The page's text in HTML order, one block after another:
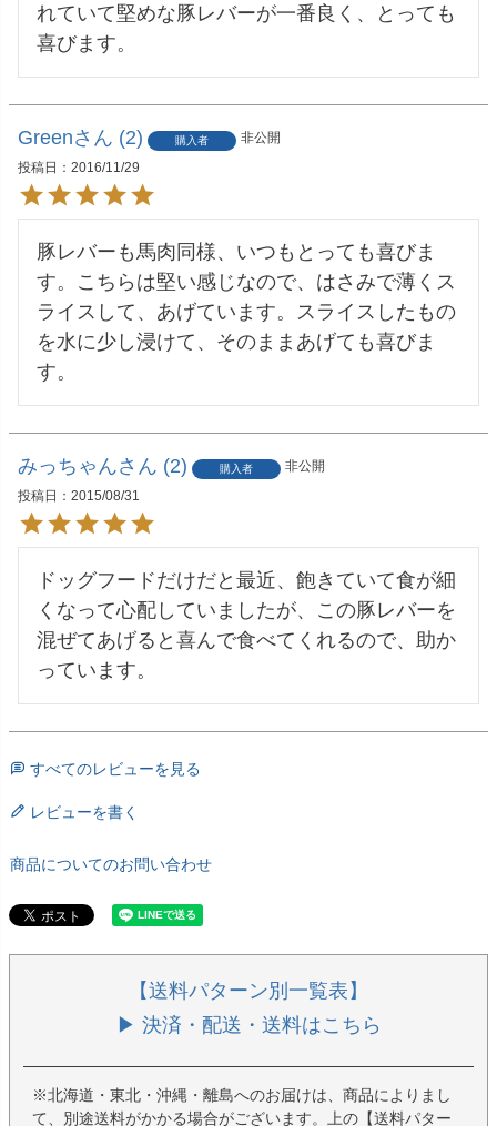
れていて堅めな豚レバーが一番良く、とっても
喜びます。
Green 2 購入者
非公開
投稿日
2016/11/29
豚レバーも馬肉同様、いつもとっても喜びま
す。こちらは堅い感じなので、はさみで薄くス
ライスして、あげています。スライスしたもの
を水に少し浸けて、そのままあげても喜びま
す。
みっちゃん 2 購入者
非公開
投稿日
2015/08/31
ドッグフードだけだと最近、飽きていて食が細
くなって心配していましたが、この豚レバーを
混ぜてあげると喜んで食べてくれるので、助か
っています。
すべてのレビューを見る
レビューを書く
商品についてのお問い合わせ
【送料パターン別一覧表】
▶ 決済・配送・送料はこちら
※北海道・東北・沖縄・離島へのお届けは、商品によりまし
て、別途送料がかかる場合がございます。上の【送料パター